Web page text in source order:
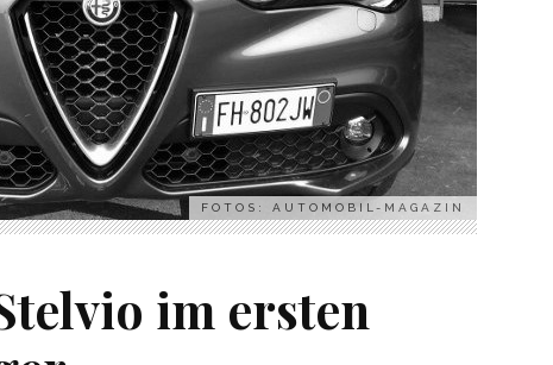
FOTOS: AUTOMOBIL-MAGAZIN
im ersten